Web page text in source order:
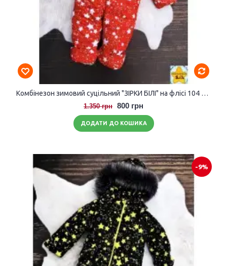
Комбінезон зимовий суцільний "ЗІРКИ БІЛІ" на флісі 104 розмір
1.350 грн 800 грн
ДОДАТИ ДО КОШИКА
-9%